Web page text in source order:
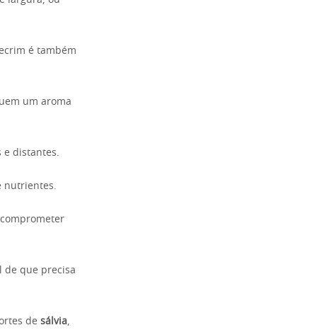
é também
um aroma
e distantes.
nutrientes.
de que precisa
de sálvia,